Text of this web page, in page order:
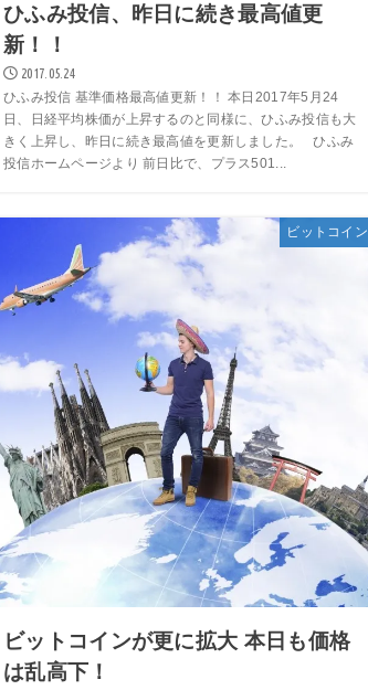
ひふみ投信、昨日に続き最高値更
新！！
2017.05.24
ひふみ投信 基準価格最高値更新！！ 本日2017年5月24
日、日経平均株価が上昇するのと同様に、ひふみ投信も大
きく上昇し、昨日に続き最高値を更新しました。 ひふみ
投信ホームページより 前日比で、プラス501...
ビットコイン
ビットコインが更に拡大 本日も価格
は乱高下！